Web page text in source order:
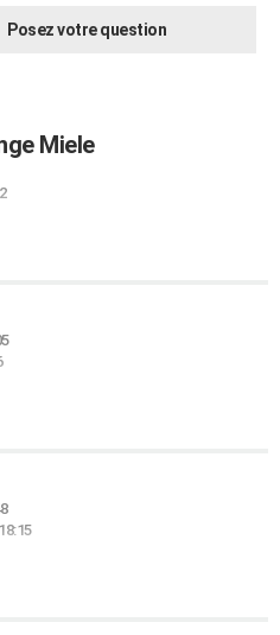
Posez votre question
Miele